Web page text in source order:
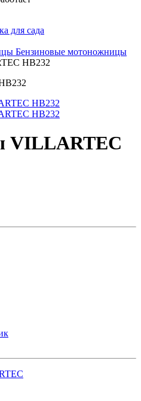
для сада
Бензиновые мотоножницы
HB232
VILLARTEC